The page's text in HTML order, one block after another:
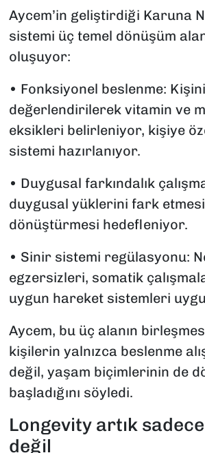
Aycem’in geliştirdiği Karuna
sistemi üç temel dönüşüm
oluşuyor:
• Fonksiyonel beslenme:
değerlendirilerek vitamin ve
eksikleri belirleniyor, kişiye
sistemi hazırlanıyor.
• Duygusal farkındalık
duygusal yüklerini fark
dönüştürmesi hedefleniyor.
• Sinir sistemi regülasyonu:
egzersizleri, somatik
uygun hareket sistemleri
Aycem, bu üç alanın
kişilerin yalnızca beslenme
değil, yaşam biçimlerinin de
başladığını söyledi.
Longevity artık
değil